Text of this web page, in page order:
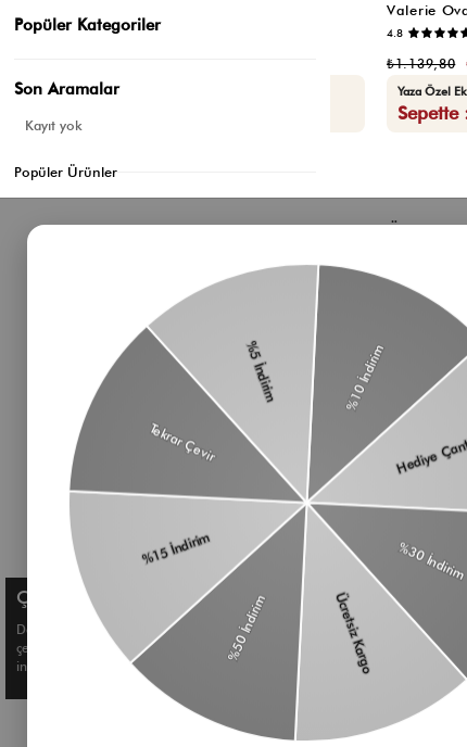
4.8 (6)📷
Seçili Ürünlerde Ek %30 İndirim
Valerie
4.8
₺1.139,80
Yaza Özel
Bizden Haberler
Haberlerimiz, özel tekliflerimiz ve favori stillerimiz
hakkında ilk siz bilgi sahibi olun
Üyelik koşullarını
kişisel verilerimin
korunmasını kabul ediyorum.
Öne
Omuz
Süet Çanta
Baget
Çapraz
Kadın
Aksesuar
Kemer
© Shule. All right reserved.
Çerez Kullanımı
Deneyiminizi geliştirmek ve size kişiselleştirilmiş içerikler sunmak için
çerezler kullanıyoruz. Detaylı bilgi için
Çerez Politikamızı
inceleyebilirsiniz.
Popüler Kategoriler
Son Aramalar
Kayıt yok
Popüler Ürünler